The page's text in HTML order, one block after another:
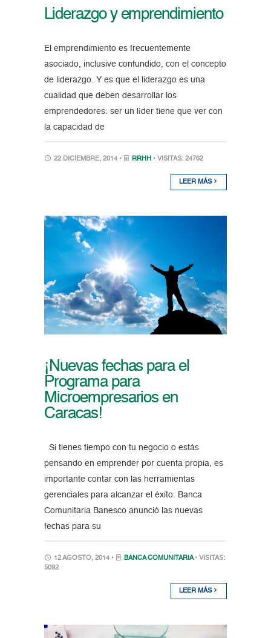
Liderazgo y emprendimiento
El emprendimiento es frecuentemente
asociado, inclusive confundido, con el concepto
de liderazgo. Y es que el liderazgo es una
cualidad que deben desarrollar los
emprendedores: ser un líder tiene que ver con
la capacidad de
22 DICIEMBRE, 2014 • RRHH • VISITAS: 24762
LEER MÁS
¡Nuevas fechas para el
Programa para
Microempresarios en
Caracas!
Si tienes tiempo con tu negocio o estás
pensando en emprender por cuenta propia, es
importante contar con las herramientas
gerenciales para alcanzar el éxito. Banca
Comunitaria Banesco anunció las nuevas
fechas para su
12 AGOSTO, 2014 • BANCA COMUNITARIA • VISITAS:
5092
LEER MÁS